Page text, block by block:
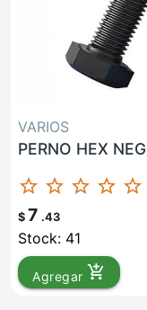
VARIOS
PERNO HEX
star_border star_border star_border star_border star_border
$ 7 .43
Stock: 41
Agregar add_shopping_cart